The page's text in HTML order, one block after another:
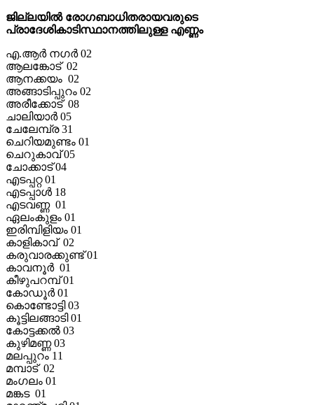
ജില്ലയില്‍ രോഗബാധിതരായവരുടെ
പ്രാദേശികാടിസ്ഥാനത്തിലുള്ള എണ്ണം
എ.ആര്‍ നഗര്‍ 02
ആലങ്കോട് 02
ആനക്കയം 02
അങ്ങാടിപ്പുറം 02
അരീക്കോട് 08
ചാലിയാര്‍ 05
ചേലേമ്പ്ര 31
ചെറിയമുണ്ടം 01
ചെറുകാവ് 05
ചോക്കാട് 04
എടപ്പറ്റ 01
എടപ്പാള്‍ 18
എടവണ്ണ 01
ഏലംകുളം 01
ഇരിമ്പിളിയം 01
കാളികാവ് 02
കരുവാരക്കുണ്ട് 01
കാവനൂര്‍ 01
കീഴുപറമ്പ് 01
കോഡൂര്‍ 01
കൊണ്ടോട്ടി 03
കൂട്ടിലങ്ങാടി 01
കോട്ടക്കല്‍ 03
കുഴിമണ്ണ 03
മലപ്പുറം 11
മമ്പാട് 02
മംഗലം 01
മങ്കട 01